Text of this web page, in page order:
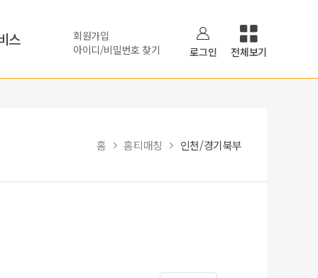
스
회원가입
아이디/비밀번호 찾기
로그인 전체보기
홈 홈티매칭 인천/경기북부